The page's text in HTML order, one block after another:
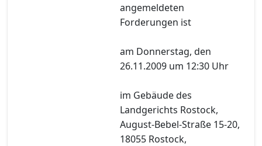
angemeldeten
Forderungen ist
am Donnerstag, den
26.11.2009 um 12:30 Uhr
im Gebäude des
Landgerichts Rostock,
August-Bebel-Straße 15-20,
18055 Rostock,